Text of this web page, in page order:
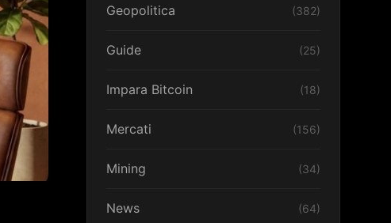
Geopolitica (382)
Guide (25)
Impara Bitcoin (18)
Mercati (156)
Mining (34)
News (64)